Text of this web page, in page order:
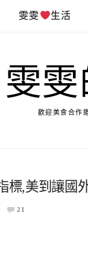
雯雯 生活
雯雯
歡迎美食合作
標,美到讓國
21